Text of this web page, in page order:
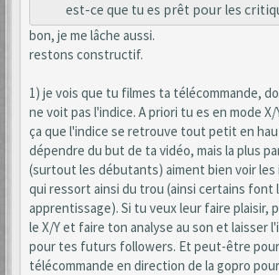
est-ce que tu es prêt pour les
bon, je me lâche aussi.
restons constructif.
1) je vois que tu filmes ta télécommande,
ne voit pas l'indice. A priori tu es en mode
ça que l'indice se retrouve tout petit en
dépendre du but de ta vidéo, mais la plus
(surtout les débutants) aiment bien voir les
qui ressort ainsi du trou (ainsi certains font
apprentissage). Si tu veux leur faire plaisir,
le X/Y et faire ton analyse au son et laisser
pour tes futurs followers. Et peut-être pour
télécommande en direction de la gopro